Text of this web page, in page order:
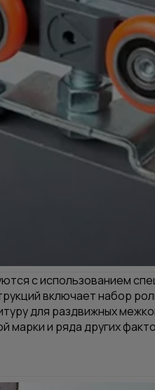
с использованием
включает набор
для раздвижных
марки и ряда других